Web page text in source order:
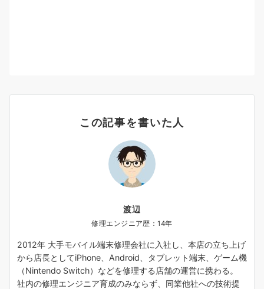
この記事を書いた人
渡辺
修理エンジニア歴：14年
2012年 大手モバイル端末修理会社に入社し、本店の立ち上げ
から店長としてiPhone、Android、タブレット端末、ゲーム機
（Nintendo Switch）などを修理する店舗の運営に携わる。
社内の修理エンジニア育成のみならず、同業他社への技術提